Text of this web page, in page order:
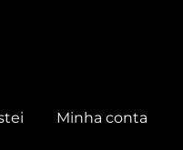
Minha conta